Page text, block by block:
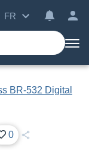
FR
BR-532 Digital
0